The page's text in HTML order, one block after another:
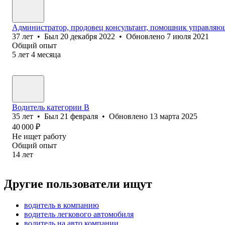
Администратор, продовец консультант, помошник
37 лет • Был 20 декабря 2022 • Обновлено 7 июля 2021
Общий опыт
5 лет 4 месяца
Водитель категории B
35 лет • Был 21 февраля • Обновлено 13 марта 2025
40 000 ₽
Не ищет работу
Общий опыт
14 лет
Другие пользователи ищут
водитель в компанию
водитель легкового автомобиля
водитель на авто компании